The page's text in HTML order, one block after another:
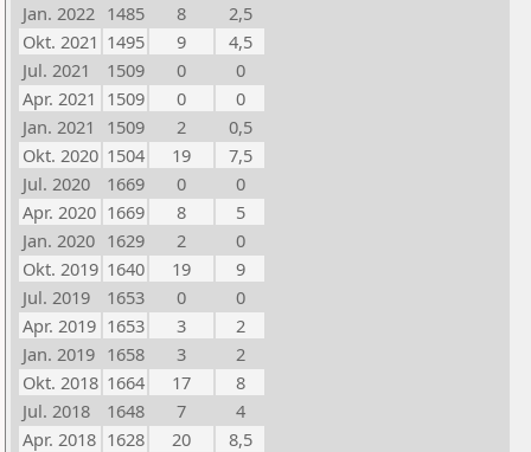
Jan. 2022 1485 8
2,5
Okt. 2021 1495 9
4,5
Jul. 2021
1509 0
0
Apr. 2021 1509 0
0
Jan. 2021
1509 2
0,5
Okt. 2020 1504 19
7,5
Jul. 2020
1669 0
0
Apr. 2020 1669 8
5
Jan. 2020 1629 2
0
Okt. 2019 1640 19
9
Jul. 2019
1653 0
0
Apr. 2019 1653 3
2
Jan. 2019 1658 3
2
Okt. 2018 1664 17
8
Jul. 2018
1648 7
4
Apr. 2018 1628 20
8,5